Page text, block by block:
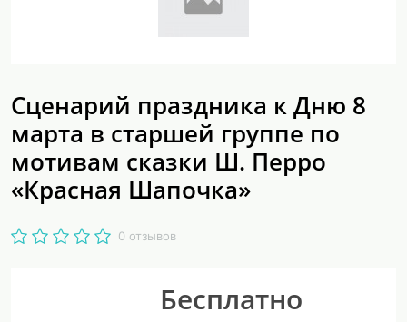
Сценарий праздника к Дню 8
марта в старшей группе по
мотивам сказки Ш. Перро
«Красная Шапочка»
0 отзывов
Бесплатно